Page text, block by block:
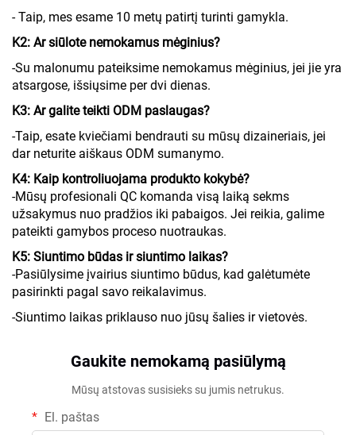
- Taip, mes esame 10 metų patirtį turinti gamykla.
K2: Ar siūlote nemokamus mėginius?
-Su malonumu pateiksime nemokamus mėginius, jei jie yra
atsargose, išsiųsime per dvi dienas.
K3: Ar galite teikti ODM paslaugas?
-Taip, esate kviečiami bendrauti su mūsų dizaineriais, jei
dar neturite aiškaus ODM sumanymo.
K4: Kaip kontroliuojama produkto kokybė?
-Mūsų profesionali QC komanda visą laiką sekms
užsakymus nuo pradžios iki pabaigos. Jei reikia, galime
pateikti gamybos proceso nuotraukas.
K5: Siuntimo būdas ir siuntimo laikas?
-Pasiūlysime įvairius siuntimo būdus, kad galėtumėte
pasirinkti pagal savo reikalavimus.
-Siuntimo laikas priklauso nuo jūsų šalies ir vietovės.
Gaukite nemokamą pasiūlymą
Mūsų atstovas susisieks su jumis netrukus.
El. paštas